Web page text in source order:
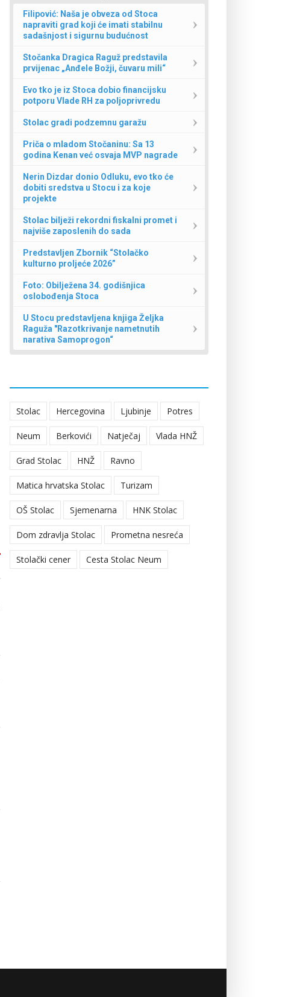
Filipović: Naša je obveza od Stoca
napraviti grad koji će imati stabilnu
sadašnjost i sigurnu budućnost
Stočanka Dragica Raguž predstavila
prvijenac „Anđele Božji, čuvaru mili“
Evo tko je iz Stoca dobio financijsku
potporu Vlade RH za poljoprivredu
Stolac gradi podzemnu garažu
Priča o mladom Stočaninu: Sa 13
godina Kenan već osvaja MVP nagrade
Nerin Dizdar donio Odluku, evo tko će
dobiti sredstva u Stocu i za koje
projekte
Stolac bilježi rekordni fiskalni promet i
najviše zaposlenih do sada
Predstavljen Zbornik “Stolačko
kulturno proljeće 2026”
Foto: Obilježena 34. godišnjica
oslobođenja Stoca
U Stocu predstavljena knjiga Željka
Raguža "Razotkrivanje nametnutih
narativa Samoprogon“
Stolac Hercegovina Ljubinje Potres
Neum Berkovići Natječaj Vlada HNŽ
Grad Stolac HNŽ Ravno
Matica hrvatska Stolac Turizam
OŠ Stolac Sjemenarna HNK Stolac
Dom zdravlja Stolac Prometna nesreća
Stolački cener Cesta Stolac Neum